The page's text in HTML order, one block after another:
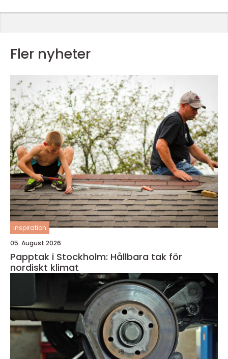
Fler nyheter
inspiration
05. August 2026
Papptak i Stockholm: Hållbara tak för
nordiskt klimat